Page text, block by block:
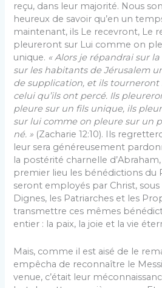
reçu, dans leur majorité. Nous
heureux de savoir qu’en un
maintenant, ils Le recevront, Le
pleureront sur Lui comme on
unique. « Alors je répandrai sur
sur les habitants de Jérusalem
de supplication, et ils tourneront
celui qu’ils ont percé. Ils
pleure sur un fils unique, ils
sur lui comme on pleure sur un
né. » (Zacharie 12:10). Ils
leur sera généreusement
la postérité charnelle
premier lieu les bénédictions du
seront employés par Christ, sous
Dignes, les Patriarches et les
transmettre ces mêmes
entier : la paix, la joie et la vie
Mais, comme il est aisé de le
empêcha de reconnaître le
venue, c’était leur